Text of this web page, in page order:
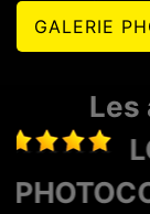
GALERIE
Les